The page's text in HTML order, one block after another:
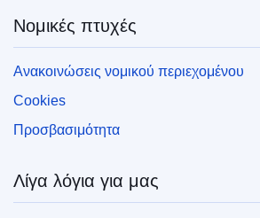
Νομικές πτυχές
Ανακοινώσεις νομικού περιεχομένου
Cookies
Προσβασιμότητα
Λίγα λόγια για μας